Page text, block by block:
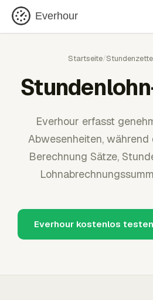
Everhour
Startseite/
Everhour erfasst
Abwesenheiten,
Berechnung Sätze,
Everhour kostenlos testen